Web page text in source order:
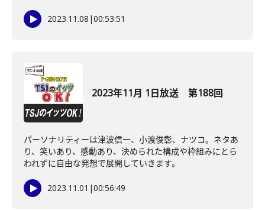
2023.11.08 |00:53:51
2023年11月 1日放送 第188回
パーソナリティーは津波信一、小渡俊彰、ナツコ。ネタあ
り、笑いあり、感動あり、決められた構成や枠組みにとら
われずに自由な発想で展開していきます。
2023.11.01 |00:56:49